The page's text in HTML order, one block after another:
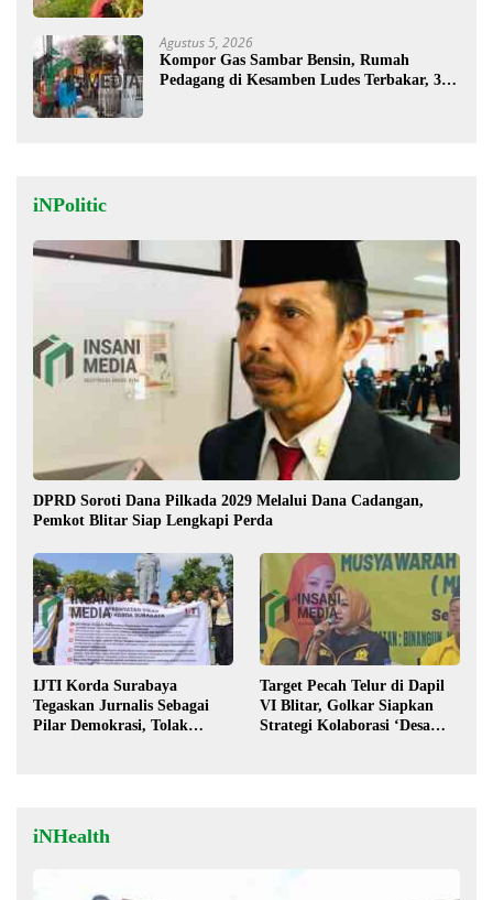
Agustus 5, 2026
Kompor Gas Sambar Bensin, Rumah
Pedagang di Kesamben Ludes Terbakar, 3
iNPolitic
DPRD Soroti Dana Pilkada 2029 Melalui Dana Cadangan,
Pemkot Blitar Siap Lengkapi Perda
IJTI Korda Surabaya
Tegaskan Jurnalis Sebagai
Pilar Demokrasi, Tolak
Target Pecah Telur di Dapil
VI Blitar, Golkar Siapkan
Strategi Kolaborasi ‘Desa
iNHealth